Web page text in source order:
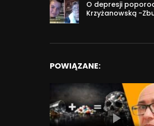
O depresji
Krzyżanowską -
POWIĄZANE: